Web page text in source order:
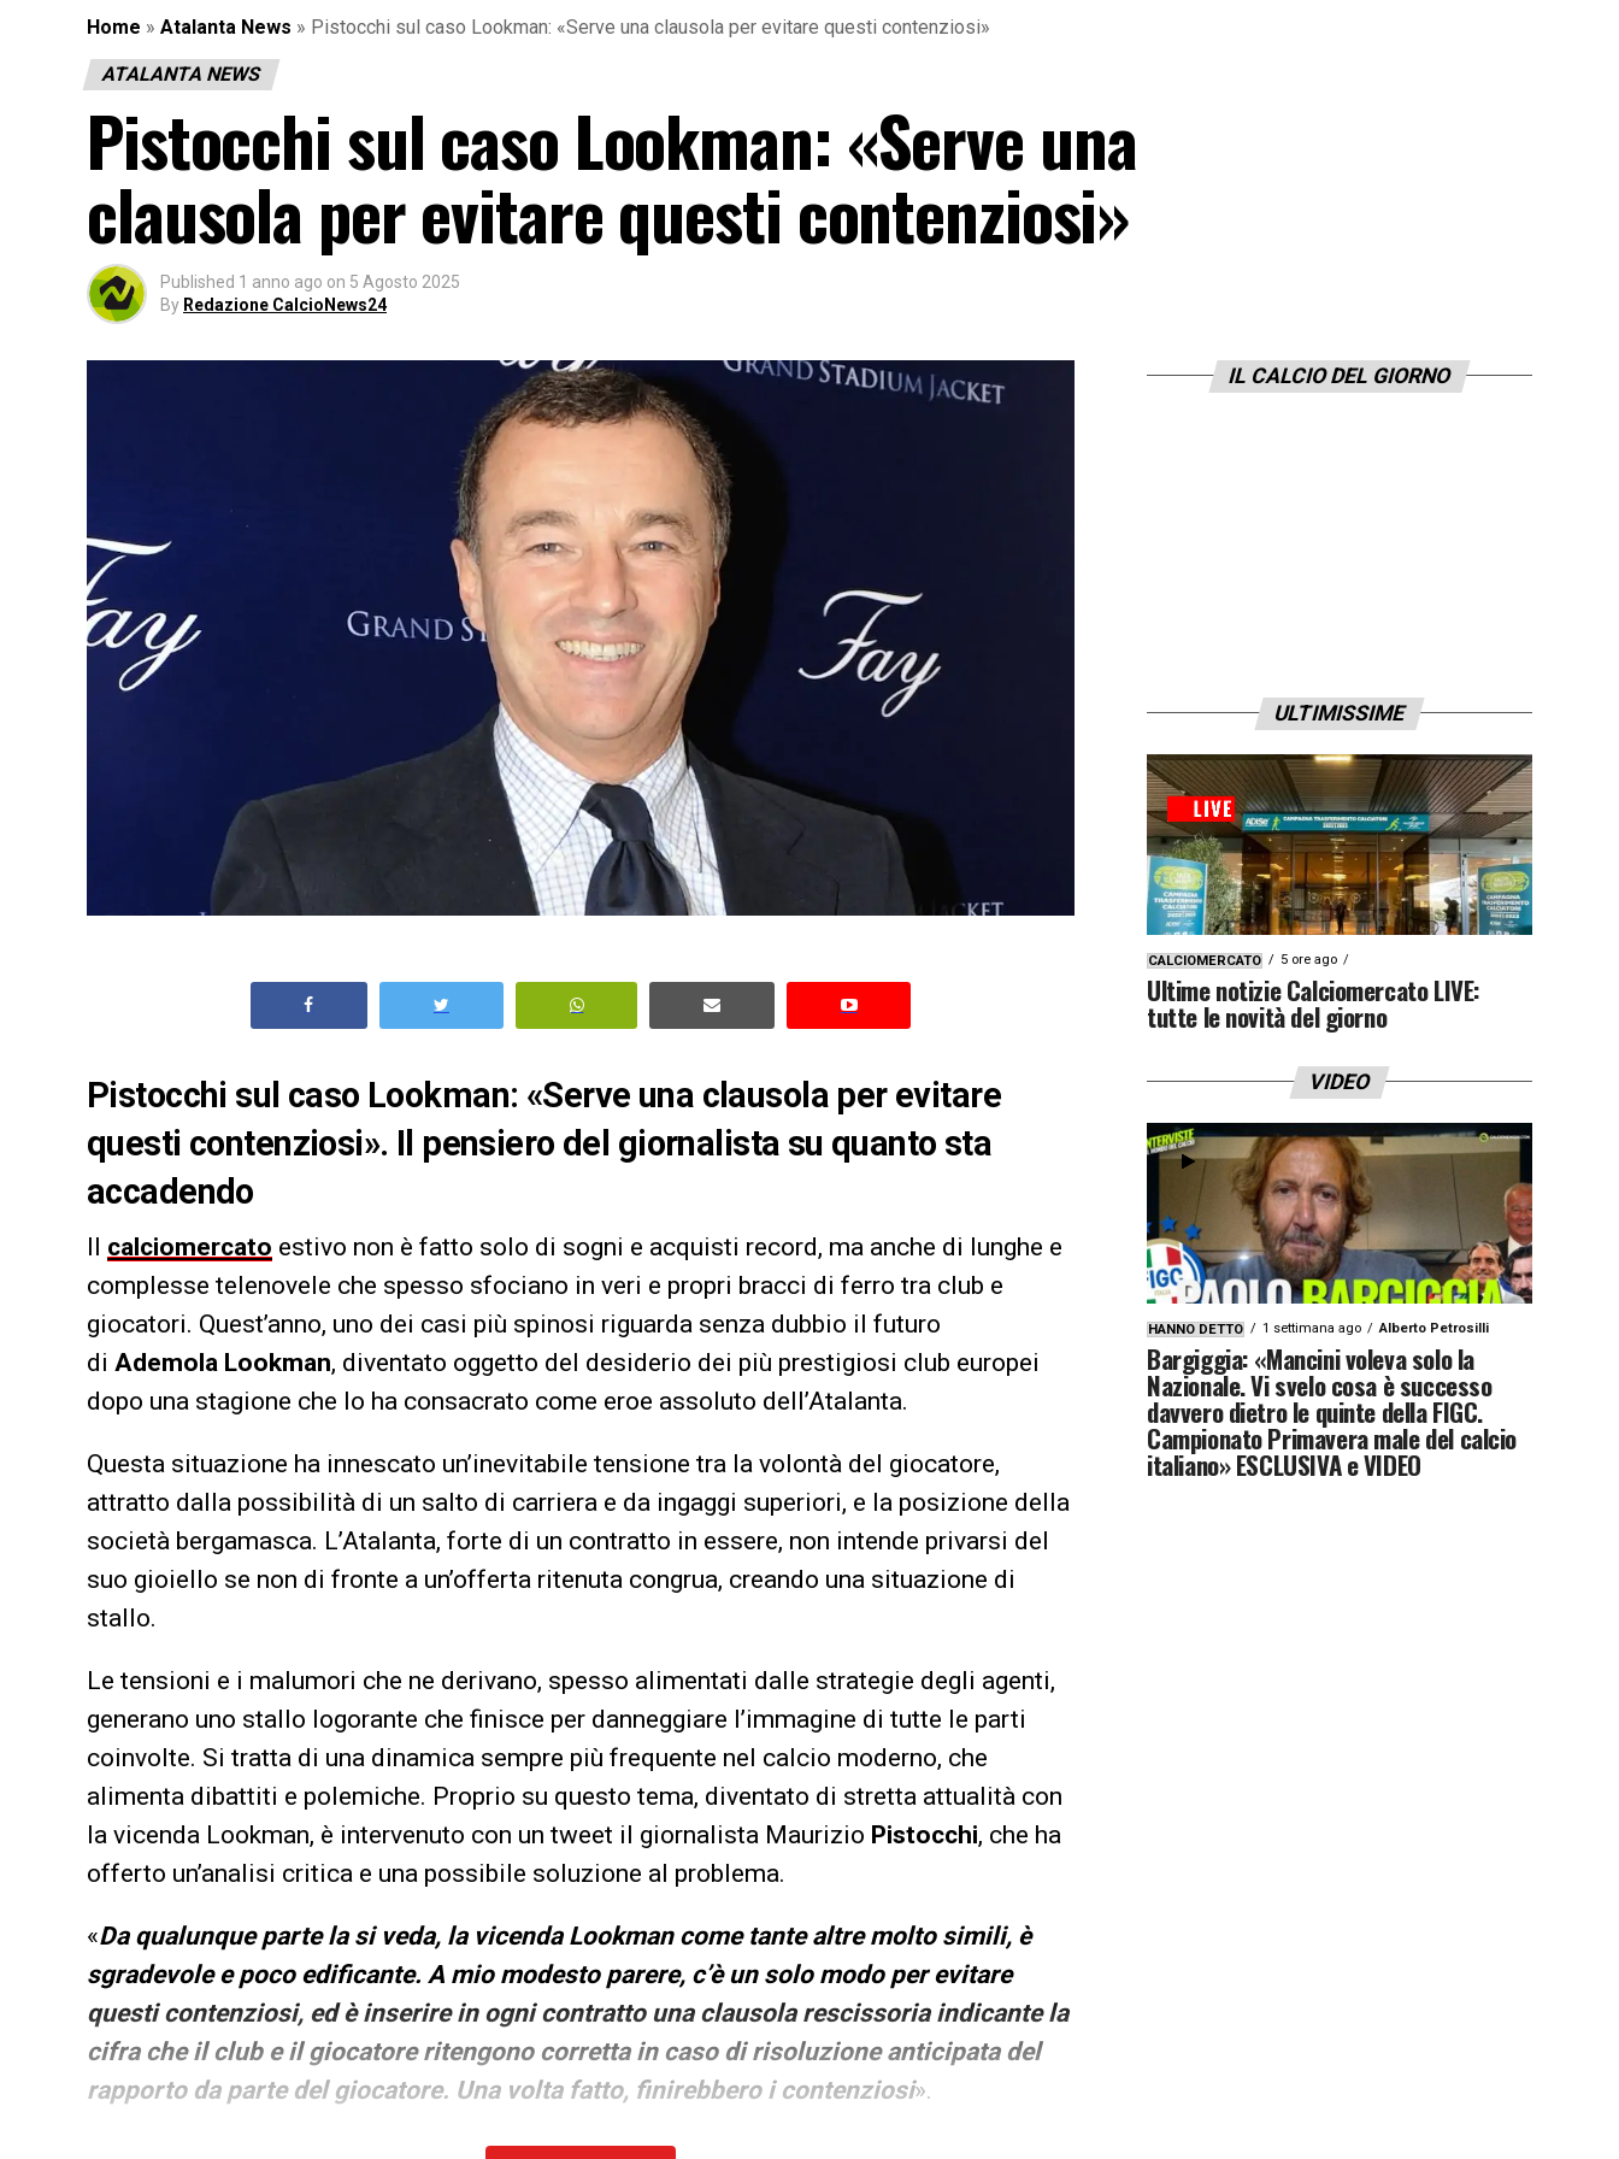
Home » Atalanta News » Pistocchi sul caso Lookman: «Serve una clausola per evitare questi contenziosi»
ATALANTA NEWS
Pistocchi sul caso Lookman: «Serve una
clausola per evitare questi contenziosi»
Published 1 anno ago on 5 Agosto 2025
By Redazione CalcioNews24
Pistocchi sul caso Lookman: «Serve una clausola per evitare
questi contenziosi». Il pensiero del giornalista su quanto sta
accadendo
Il calciomercato estivo non è fatto solo di sogni e acquisti record, ma anche di lunghe e
complesse telenovele che spesso sfociano in veri e propri bracci di ferro tra club e
giocatori. Quest’anno, uno dei casi più spinosi riguarda senza dubbio il futuro
di Ademola Lookman, diventato oggetto del desiderio dei più prestigiosi club europei
dopo una stagione che lo ha consacrato come eroe assoluto dell’Atalanta.
Questa situazione ha innescato un’inevitabile tensione tra la volontà del giocatore,
attratto dalla possibilità di un salto di carriera e da ingaggi superiori, e la posizione della
società bergamasca. L’Atalanta, forte di un contratto in essere, non intende privarsi del
suo gioiello se non di fronte a un’offerta ritenuta congrua, creando una situazione di
stallo.
Le tensioni e i malumori che ne derivano, spesso alimentati dalle strategie degli agenti,
generano uno stallo logorante che finisce per danneggiare l’immagine di tutte le parti
coinvolte. Si tratta di una dinamica sempre più frequente nel calcio moderno, che
alimenta dibattiti e polemiche. Proprio su questo tema, diventato di stretta attualità con
la vicenda Lookman, è intervenuto con un tweet il giornalista Maurizio Pistocchi, che ha
offerto un’analisi critica e una possibile soluzione al problema.
«Da qualunque parte la si veda, la vicenda Lookman come tante altre molto simili, è
sgradevole e poco edificante. A mio modesto parere, c’è un solo modo per evitare
questi contenziosi, ed è inserire in ogni contratto una clausola rescissoria indicante la
cifra che il club e il giocatore ritengono corretta in caso di risoluzione anticipata del
rapporto da parte del giocatore. Una volta fatto, finirebbero i contenziosi».
IL CALCIO DEL GIORNO
ULTIMISSIME
CALCIOMERCATO 5 ore ago
Ultime notizie Calciomercato LIVE:
tutte le novità del giorno
VIDEO
HANNO DETTO 1 settimana ago Alberto Petrosilli
Bargiggia: «Mancini voleva solo la
Nazionale. Vi svelo cosa è successo
davvero dietro le quinte della FIGC.
Campionato Primavera male del calcio
italiano» ESCLUSIVA e VIDEO